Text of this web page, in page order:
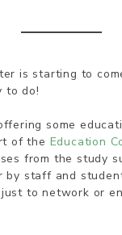
is starting to
to do!
some
of the Education
from the study
staff and
to network or